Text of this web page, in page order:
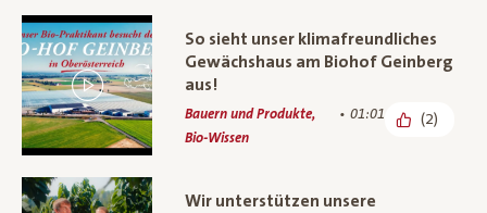
So sieht unser klimafreundliches
Gewächshaus am Biohof Geinberg
aus!
Bauern und Produkte,
Bio-Wissen
01:01 (2)
Wir unterstützen unsere